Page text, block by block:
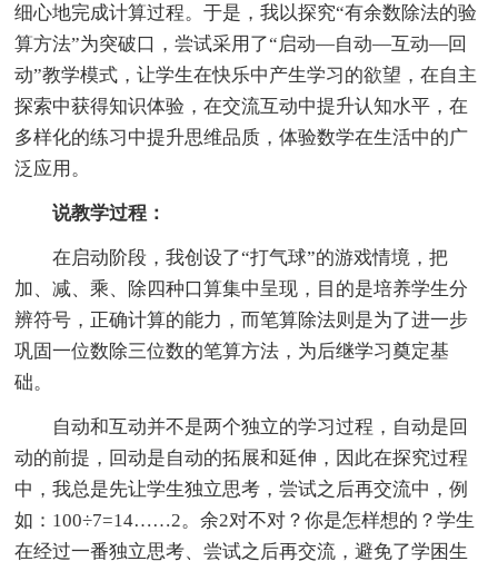
细心地完成计算过程。于是，我以探究“有余数除法的验
算方法”为突破口，尝试采用了“启动—自动—互动—回
动”教学模式，让学生在快乐中产生学习的欲望，在自主
探索中获得知识体验，在交流互动中提升认知水平，在
多样化的练习中提升思维品质，体验数学在生活中的广
泛应用。
说教学过程：
在启动阶段，我创设了“打气球”的游戏情境，把
加、减、乘、除四种口算集中呈现，目的是培养学生分
辨符号，正确计算的能力，而笔算除法则是为了进一步
巩固一位数除三位数的笔算方法，为后继学习奠定基
础。
自动和互动并不是两个独立的学习过程，自动是回
动的前提，回动是自动的拓展和延伸，因此在探究过程
中，我总是先让学生独立思考，尝试之后再交流中，例
如：100÷7=14……2。余2对不对？你是怎样想的？学生
在经过一番独立思考、尝试之后再交流，避免了学困生